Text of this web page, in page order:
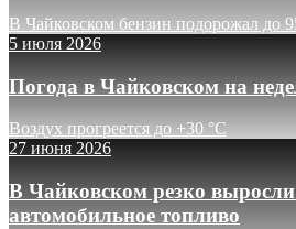
В Чайковском бензин подорожал до
5 июля 2026
Погода в Чайковском на
Воздух прогреется до +30 °C
27 июня 2026
В Чайковском резко
автомобильное топливо